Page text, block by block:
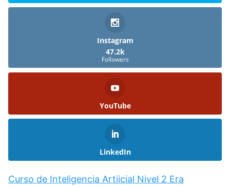
Instagram
47.2k
Followers
YouTube
LinkedIn
Curso de Inteligencia Artiicial Nivel 2 Era